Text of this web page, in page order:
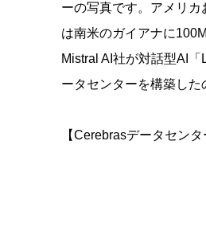
ーの写真です。アメリ
は南米のガイアナに
Mistral AI社が対話型AI
ータセンターを構築した
【Cerebrasデータセン